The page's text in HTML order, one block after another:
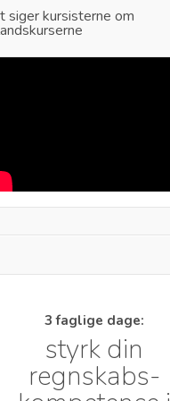
siger kursisterne om
3 faglige dage:
styrk din
regnskabs-